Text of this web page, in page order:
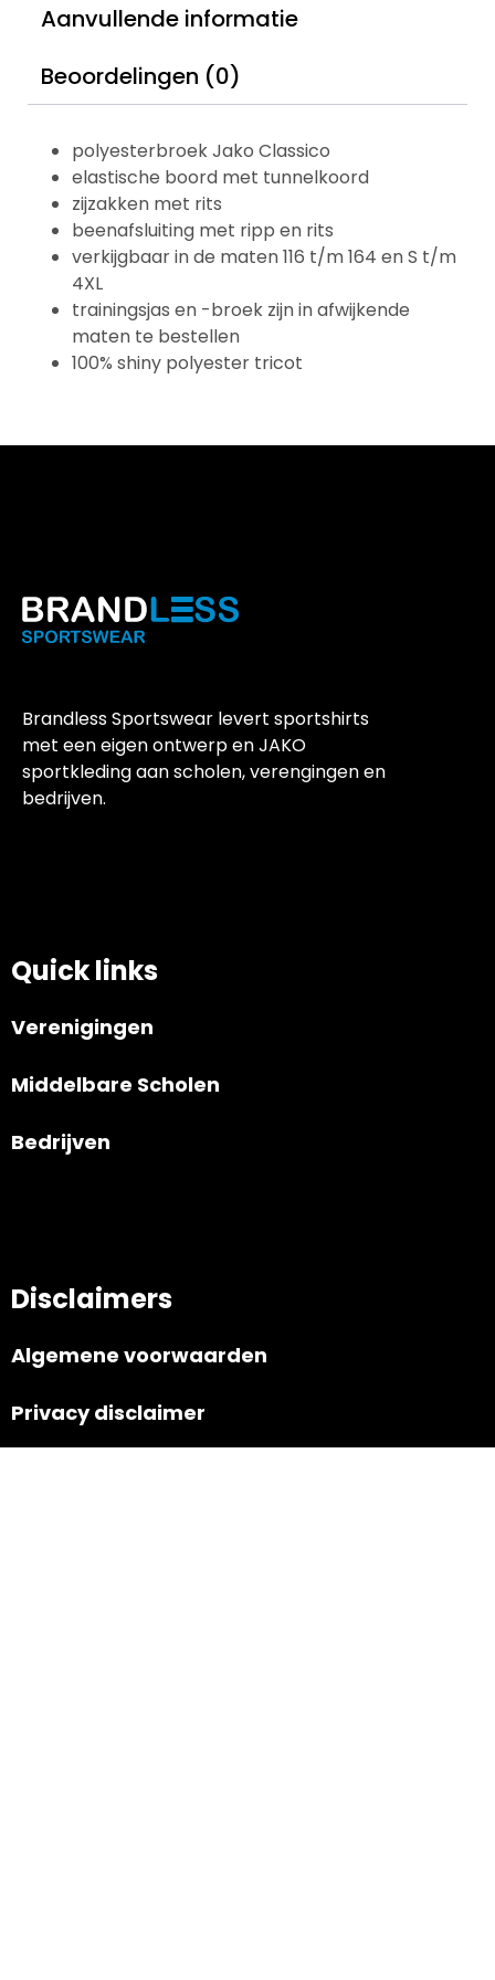
Aanvullende informatie
Beoordelingen (0)
polyesterbroek Jako Classico
elastische boord met tunnelkoord
zijzakken met rits
beenafsluiting met ripp en rits
verkijgbaar in de maten 116 t/m 164 en S t/m
4XL
trainingsjas en -broek zijn in afwijkende
maten te bestellen
100% shiny polyester tricot
Brandless Sportswear levert sportshirts
met een eigen ontwerp en JAKO
sportkleding aan scholen, verengingen en
bedrijven.
Quick links
Verenigingen
Middelbare Scholen
Bedrijven
Disclaimers
Algemene voorwaarden
Privacy disclaimer